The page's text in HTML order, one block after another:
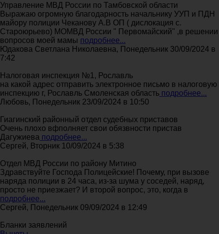
Управление МВД России по Тамбовской области
Выражаю огромную благодарность начальнику УУП и ПДН
майору полиции Чеканову А.В ОП ( дислокация с.
Староюрьево) МОМВД России " Первомайский" ,в решении
вопросов моей мамы подробнее...
Юдакова Светлана Николаевна, Понедельник 30/09/2024 в
7:42
Налоговая инспекция №1, Рославль
на какой адрес отправить электронное письмо в налоговую
инспекцию г, Рославль Смоленская область подробнее...
Любовь, Понедельник 23/09/2024 в 10:50
Гиагинский районный отдел судебных приставов
Очень плохо вфполняет свои обязвности пристав
Дагужиева подробнее...
Сергей, Вторник 10/09/2024 в 5:38
Отдел МВД России по району Митино
Здравствуйте Господа Полицейские! Почему, при вызове
наряда полиции в 24 часа, из-за шума у соседей, наряд,
просто не приезжает? И второй вопрос, это, когда в
подробнее...
Сергей, Понедельник 09/09/2024 в 12:49
Бланки заявлений